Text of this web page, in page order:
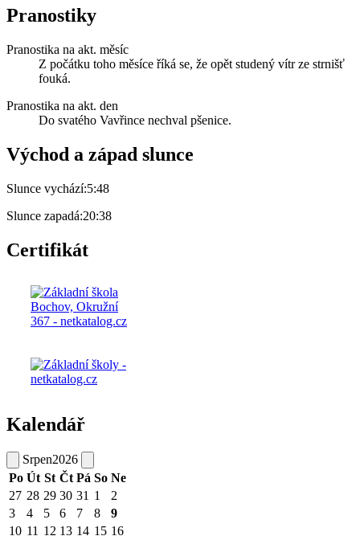
Pranostiky
Pranostika na akt. měsíc
Z počátku toho měsíce říká se, že opět studený vítr ze strnišť
fouká.
Pranostika na akt. den
Do svatého Vavřince nechval pšenice.
Východ a západ slunce
Slunce vychází:5:48
Slunce zapadá:20:38
Certifikát
Kalendář
Srpen2026
Po Út St Čt Pá So Ne
27 28 29 30 31 1
2
3
4 5 6 7 8
9
10 11 12 13 14 15 16